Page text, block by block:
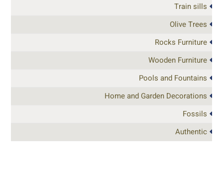
Train sills
Olive Trees
Rocks Furniture
Wooden Furniture
Pools and Fountains
Home and Garden Decorations
Fossils
Authentic